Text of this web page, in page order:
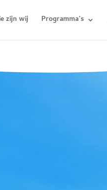
zijn wij Programma’s